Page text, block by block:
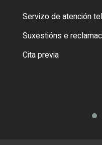
Servizo de atención
Suxestións e
Cita previa